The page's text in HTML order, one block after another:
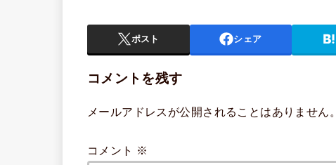
ポスト シェア
コメントを残す
メールアドレスが公開されることはありません。
コメント ※